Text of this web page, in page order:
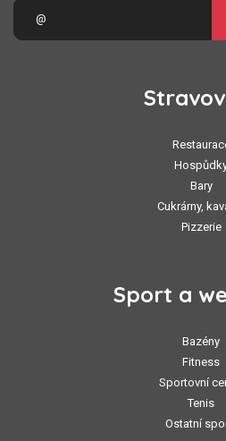
Bary
Cukrárny,
Pizzerie
Sport a
Bazény
Fitness
Sportovní
Tenis
Ostatní